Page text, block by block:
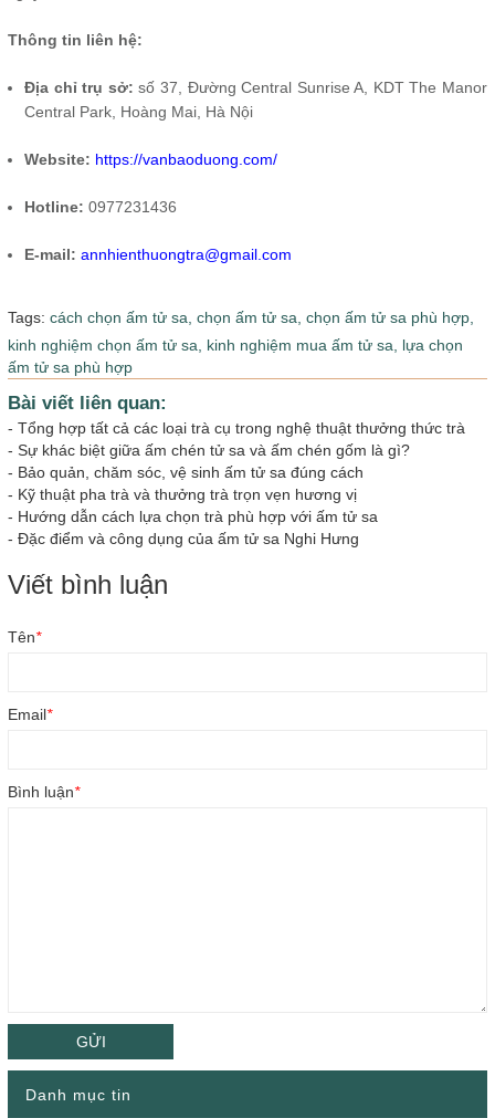
Thông tin liên hệ:
Địa chỉ trụ sở:số 37, Đường Central Sunrise A, KDT The Manor
Central Park, Hoàng Mai, Hà Nội
Website: https://vanbaoduong.com/
Hotline: 0977231436
E-mail: annhienthuongtra@gmail.com
Tags: cách chọn ấm tử sa, chọn ấm tử sa, chọn ấm tử sa phù hợp,
kinh nghiệm chọn ấm tử sa, kinh nghiệm mua ấm tử sa, lựa chọn
ấm tử sa phù hợp
Bài viết liên quan:
- Tổng hợp tất cả các loại trà cụ trong nghệ thuật thưởng thức trà
- Sự khác biệt giữa ấm chén tử sa và ấm chén gốm là gì?
- Bảo quản, chăm sóc, vệ sinh ấm tử sa đúng cách
- Kỹ thuật pha trà và thưởng trà trọn vẹn hương vị
- Hướng dẫn cách lựa chọn trà phù hợp với ấm tử sa
- Đặc điểm và công dụng của ấm tử sa Nghi Hưng
Viết bình luận
Tên*
Email*
Bình luận*
GỬI
Danh mục tin